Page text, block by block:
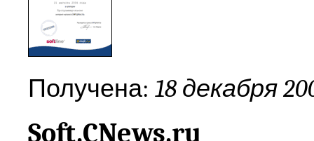
Получена: 18 декабря
Soft.CNews.ru